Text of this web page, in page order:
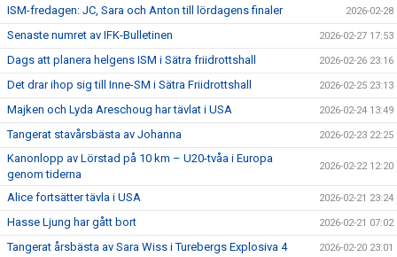
ISM-fredagen: JC, Sara och Anton till lördagens finaler 2026-02-28
Senaste numret av IFK-Bulletinen 2026-02-27 17:53
Dags att planera helgens ISM i Sätra friidrottshall 2026-02-26 23:16
Det drar ihop sig till Inne-SM i Sätra Friidrottshall 2026-02-25 23:13
Majken och Lyda Areschoug har tävlat i USA 2026-02-24 13:49
Tangerat stavårsbästa av Johanna 2026-02-23 22:25
Kanonlopp av Lörstad på 10 km – U20-tvåa i Europa
genom tiderna
2026-02-22 12:20
Alice fortsätter tävla i USA 2026-02-21 23:24
Hasse Ljung har gått bort 2026-02-21 07:02
Tangerat årsbästa av Sara Wiss i Turebergs Explosiva 4 2026-02-20 23:01